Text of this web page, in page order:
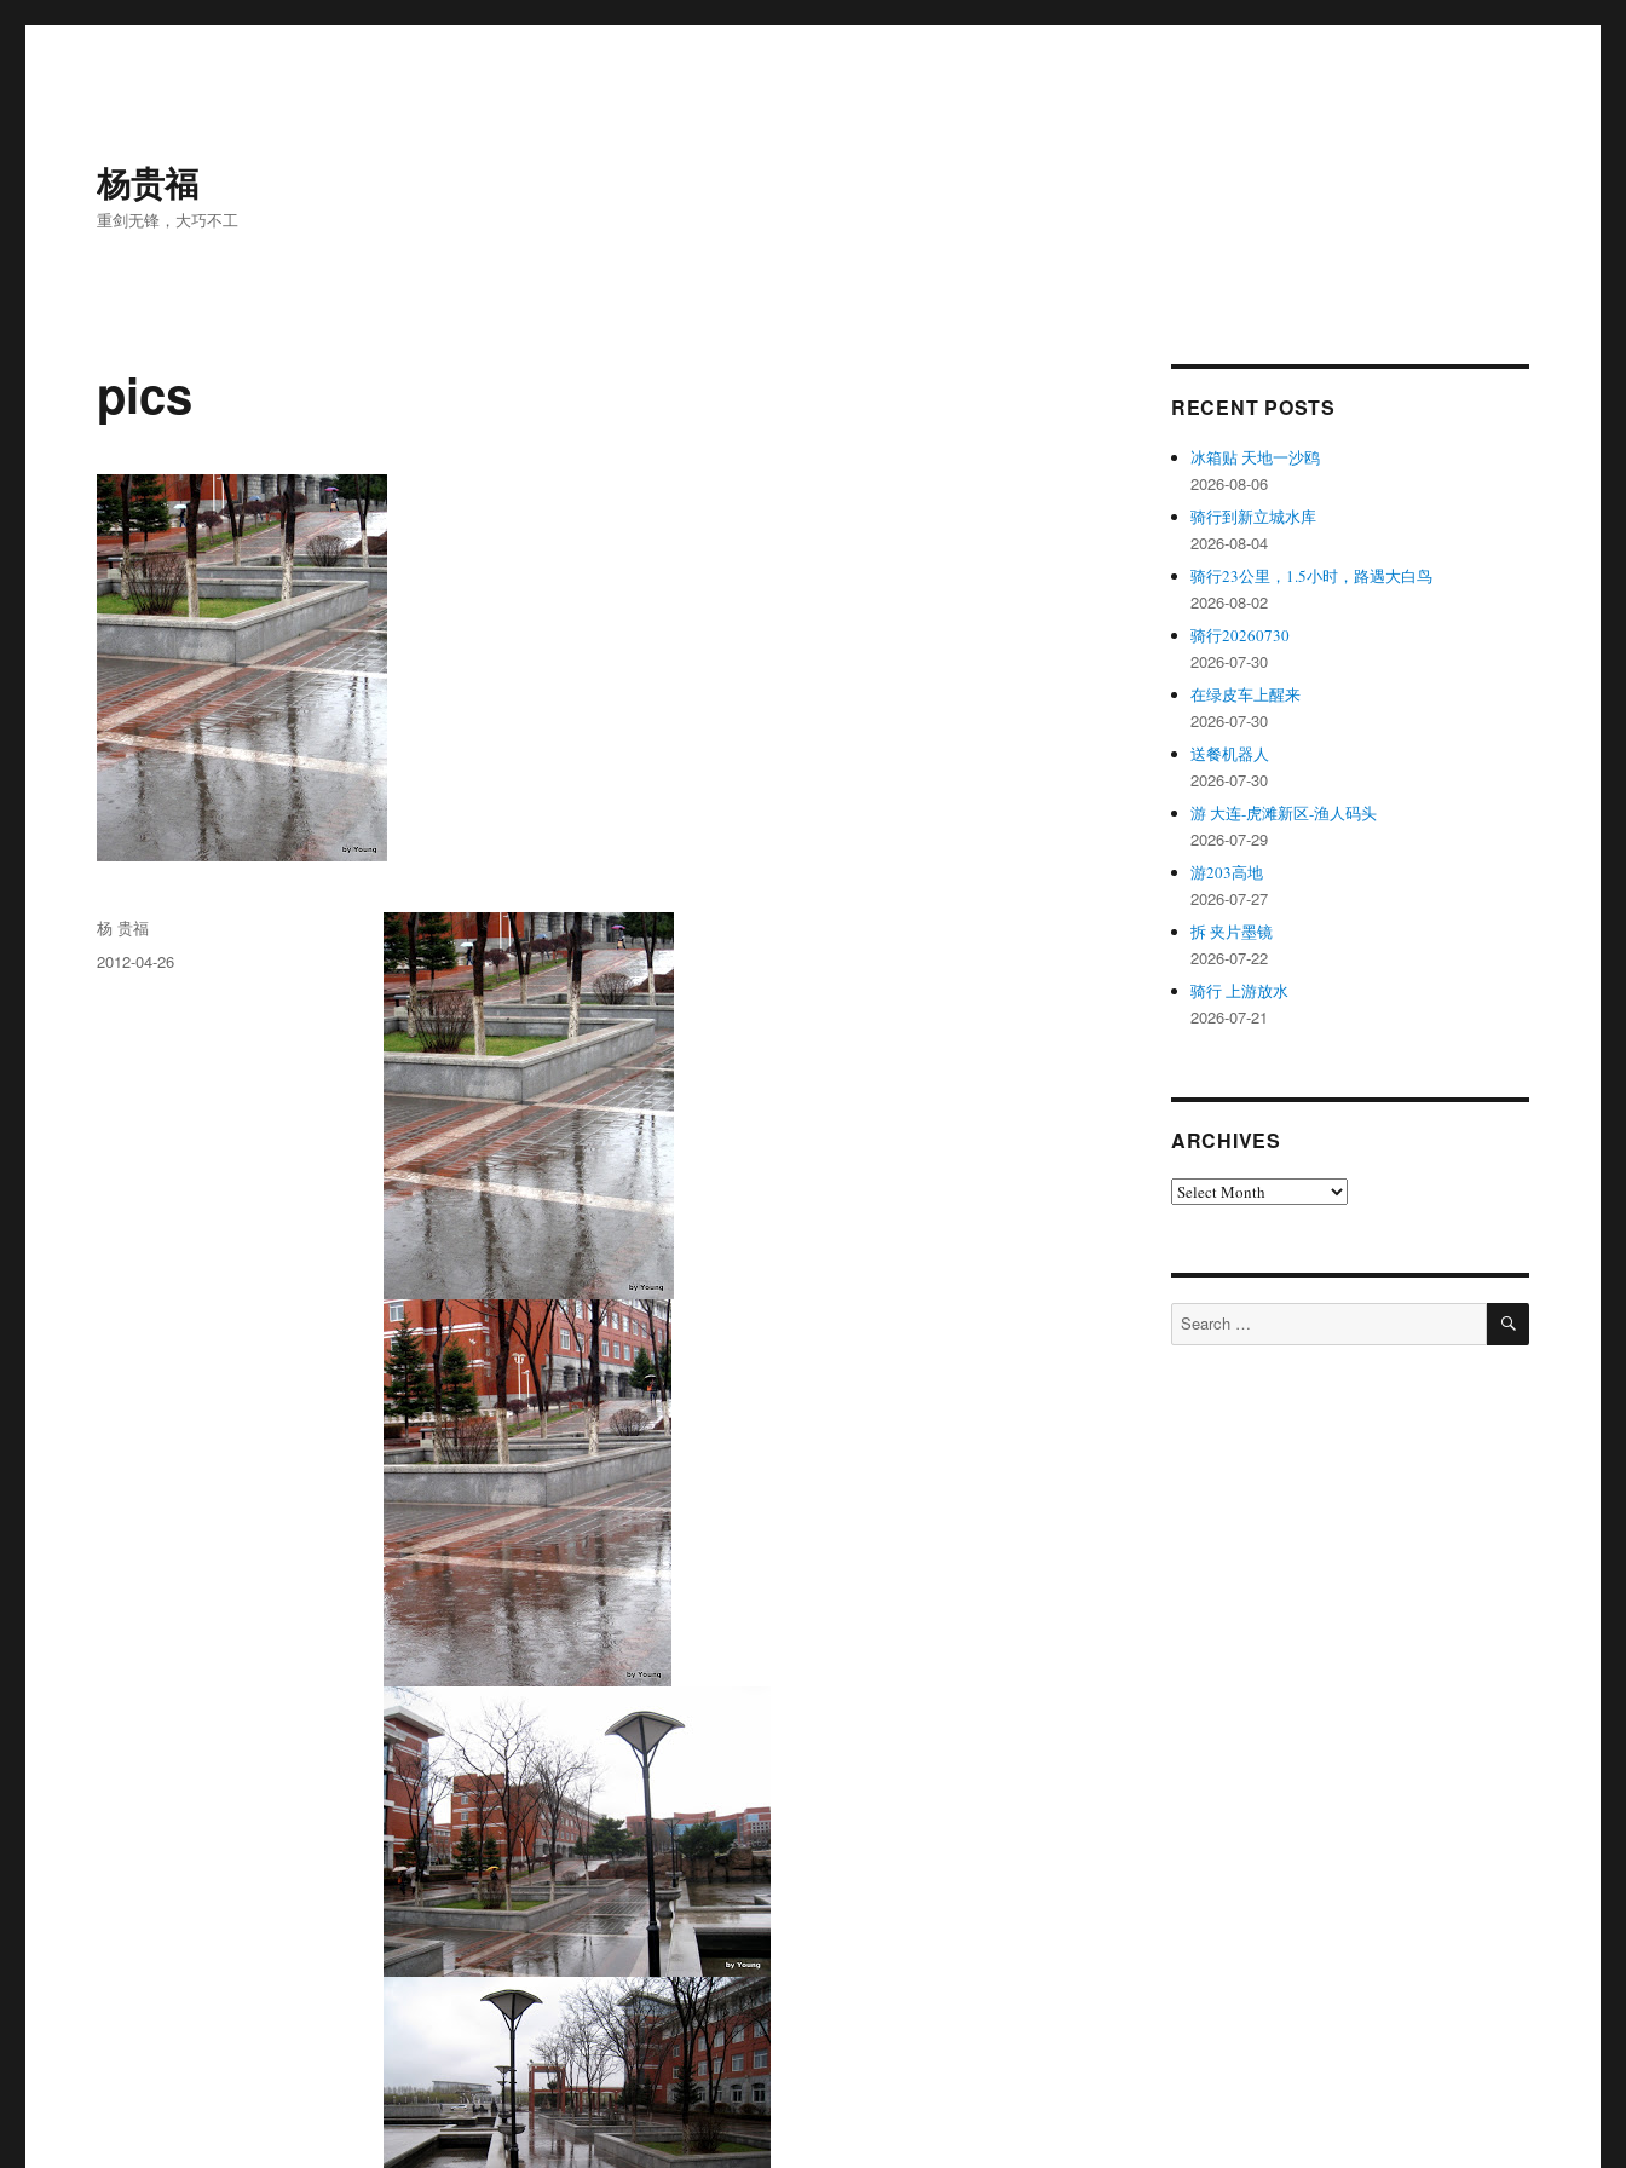
杨贵福
重剑无锋，大巧不工
pics
Author
杨 贵福
Posted
2012-04-26
RECENT POSTS
冰箱贴 天地一沙鸥
2026-08-06
骑行到新立城水库
2026-08-04
骑行23公里，1.5小时，路遇大白鸟
2026-08-02
骑行20260730
2026-07-30
在绿皮车上醒来
2026-07-30
送餐机器人
2026-07-30
游 大连-虎滩新区-渔人码头
2026-07-29
游203高地
2026-07-27
拆 夹片墨镜
2026-07-22
骑行 上游放水
2026-07-21
ARCHIVES
Archives
Search
for:
SEARCH